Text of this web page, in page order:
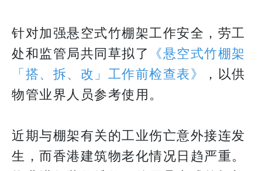
针对加强悬空式竹棚架工作安全，劳工
处和监管局共同草拟了 《悬空式竹棚架
「搭、拆、改」工作前检查表》
，以供
物管业界人员参考使用。
近期与棚架有关的工业伤亡意外接连发
生，而香港建筑物老化情况日趋严重。